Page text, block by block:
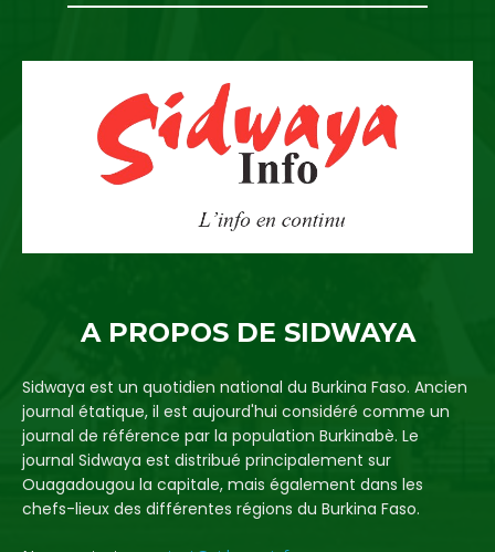
A PROPOS DE SIDWAYA
Sidwaya est un quotidien national du Burkina Faso. Ancien
journal étatique, il est aujourd'hui considéré comme un
journal de référence par la population Burkinabè. Le
journal Sidwaya est distribué principalement sur
Ouagadougou la capitale, mais également dans les
chefs-lieux des différentes régions du Burkina Faso.